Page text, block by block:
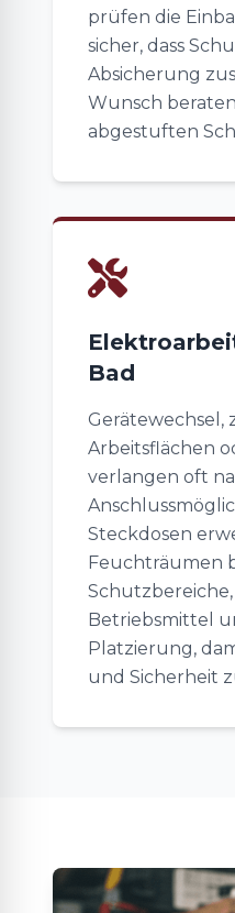
prüfen die
sicher, dass
Absicherung
Wunsch
abgestuften
Bad
Gerätewechsel,
Arbeitsflächen
verlangen oft
Steckdosen
Feuchträumen
Betriebsmittel
Platzierung,
und Sicherheit